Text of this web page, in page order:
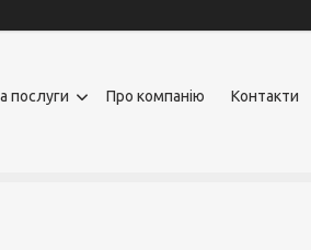
послуги Про компанію Контакти